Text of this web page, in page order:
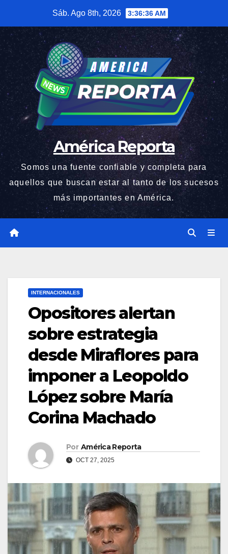
contenido
Sáb. Ago 8th, 2026 3:36:37 AM
América Reporta
Somos una fuente confiable y completa para
aquellos que buscan estar al tanto de los sucesos
más importantes en América.
INTERNACIONALES
Opositores alertan
sobre estrategia
desde Miraflores para
imponer a Leopoldo
López sobre María
Corina Machado
Por América Reporta
OCT 27, 2025